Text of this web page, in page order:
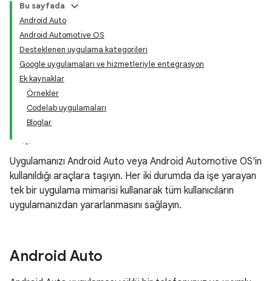
Bu sayfada
Android Auto
Android Automotive OS
Desteklenen uygulama kategorileri
Google uygulamaları ve hizmetleriyle entegrasyon
Ek kaynaklar
Örnekler
Codelab uygulamaları
Bloglar
Uygulamanızı Android Auto veya Android Automotive OS'in
kullanıldığı araçlara taşıyın. Her iki durumda da işe yarayan
tek bir uygulama mimarisi kullanarak tüm kullanıcıların
uygulamanızdan yararlanmasını sağlayın.
Android Auto